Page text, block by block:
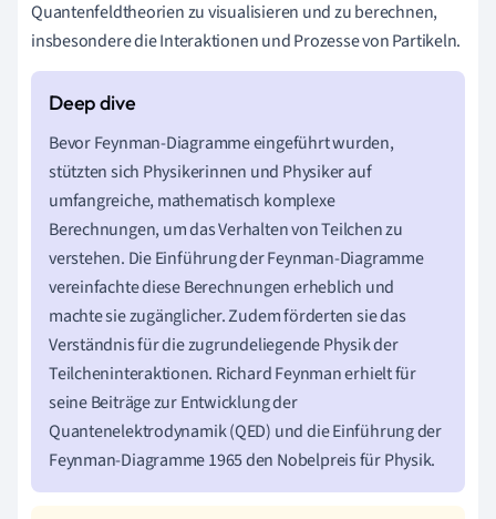
Quantenfeldtheorien zu visualisieren und zu berechnen,
insbesondere die Interaktionen und Prozesse von Partikeln.
Bevor Feynman-Diagramme eingeführt wurden,
stützten sich Physikerinnen und Physiker auf
umfangreiche, mathematisch komplexe
Berechnungen, um das Verhalten von Teilchen zu
verstehen. Die Einführung der Feynman-Diagramme
vereinfachte diese Berechnungen erheblich und
machte sie zugänglicher. Zudem förderten sie das
Verständnis für die zugrundeliegende Physik der
Teilcheninteraktionen. Richard Feynman erhielt für
seine Beiträge zur Entwicklung der
Quantenelektrodynamik (QED) und die Einführung der
Feynman-Diagramme 1965 den Nobelpreis für Physik.